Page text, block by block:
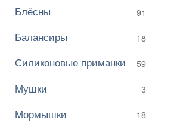
Блёсны 91
Балансиры 18
Силиконовые приманки 59
Мушки 3
Мормышки 18